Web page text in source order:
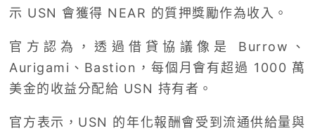
示 USN 會獲得 NEAR 的質押獎勵作為收入。
官方認為，透過借貸協議像是 Burrow、
Aurigami、Bastion，每個月會有超過 1000 萬
美金的收益分配給 USN 持有者。
官方表示，USN 的年化報酬會受到流通供給量與